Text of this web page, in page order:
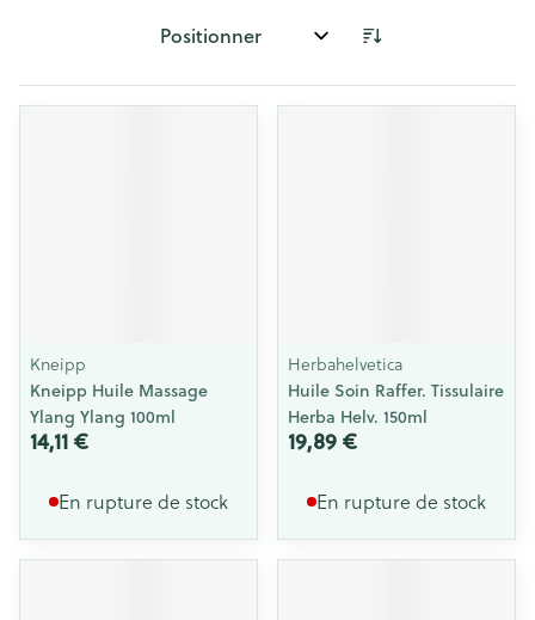
Trier par:
Kneipp
Kneipp Huile Massage
Ylang Ylang 100ml
14,11 €
En rupture de stock
Herbahelvetica
Huile Soin Raffer. Tissulaire
Herba Helv. 150ml
19,89 €
En rupture de stock